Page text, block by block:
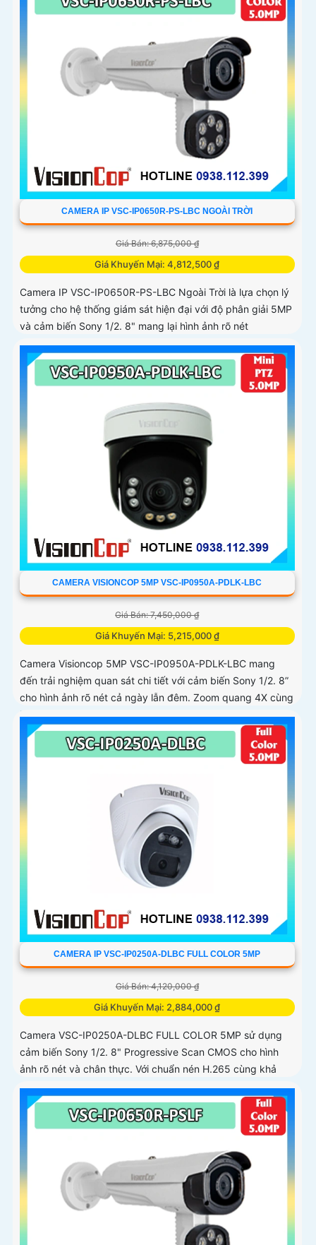
CAMERA IP VSC-IP0650R-PS-LBC NGOÀI TRỜI
Giá Bán: 6,875,000 ₫
Giá Khuyến Mại: 4,812,500 ₫
Camera IP VSC-IP0650R-PS-LBC Ngoài Trời là lựa chọn lý
tưởng cho hệ thống giám sát hiện đại với độ phân giải 5MP
và cảm biến Sony 1/2. 8" mang lại hình ảnh rõ nét
CAMERA VISIONCOP 5MP VSC-IP0950A-PDLK-LBC
Giá Bán: 7,450,000 ₫
Giá Khuyến Mại: 5,215,000 ₫
Camera Visioncop 5MP VSC-IP0950A-PDLK-LBC mang
đến trải nghiệm quan sát chi tiết với cảm biến Sony 1/2. 8”
cho hình ảnh rõ nét cả ngày lẫn đêm. Zoom quang 4X cùng
khả năng xoay...
CAMERA IP VSC-IP0250A-DLBC FULL COLOR 5MP
Giá Bán: 4,120,000 ₫
Giá Khuyến Mại: 2,884,000 ₫
Camera VSC-IP0250A-DLBC FULL COLOR 5MP sử dụng
cảm biến Sony 1/2. 8" Progressive Scan CMOS cho hình
ảnh rõ nét và chân thực. Với chuẩn nén H.265 cùng khả
năng zoom quang 4X...